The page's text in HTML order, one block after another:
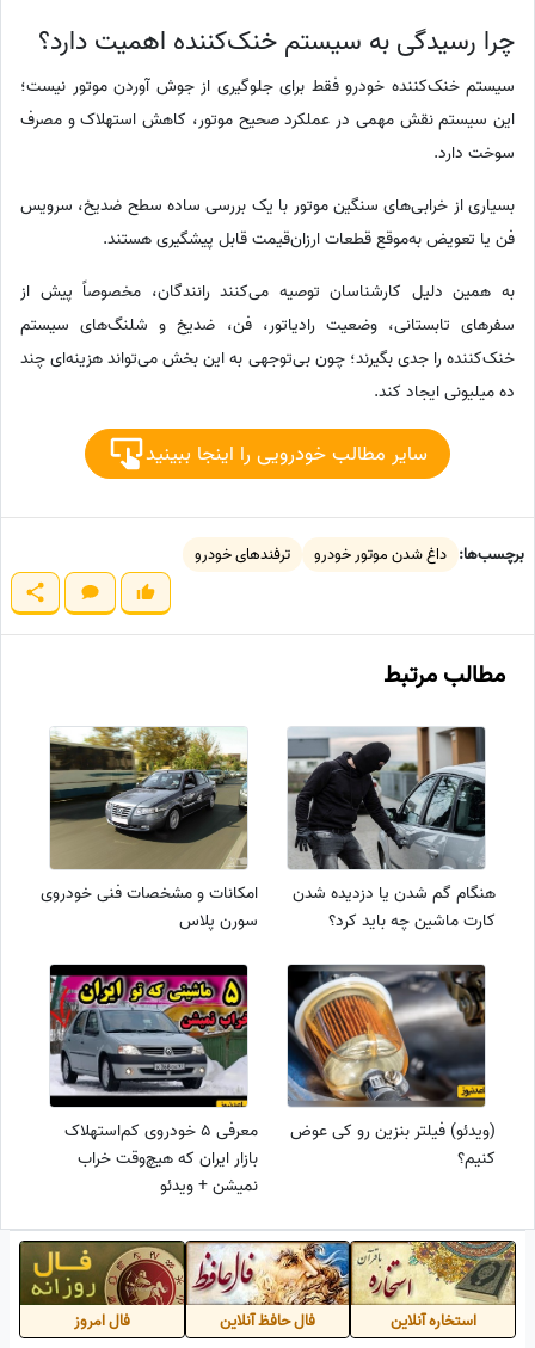
چرا رسیدگی به سیستم خنک‌کننده اهمیت دارد؟
سیستم خنک‌کننده خودرو فقط برای جلوگیری از جوش آوردن موتور نیست؛
این سیستم نقش مهمی در عملکرد صحیح موتور، کاهش استهلاک و مصرف
سوخت دارد.
بسیاری از خرابی‌های سنگین موتور با یک بررسی ساده سطح ضدیخ، سرویس
فن یا تعویض به‌موقع قطعات ارزان‌قیمت قابل پیشگیری هستند.
به همین دلیل کارشناسان توصیه می‌کنند رانندگان، مخصوصاً پیش از
سفرهای تابستانی، وضعیت رادیاتور، فن، ضدیخ و شلنگ‌های سیستم
خنک‌کننده را جدی بگیرند؛ چون بی‌توجهی به این بخش می‌تواند هزینه‌ای چند
ده میلیونی ایجاد کند.
سایر مطالب خودرویی را اینجا ببینید
برچسب‌ها: داغ شدن موتور خودرو ترفندهای خودرو
مطالب مرتبط
هنگام گم شدن یا دزدیده شدن
کارت ماشین چه باید کرد؟
امکانات و مشخصات فنی خودروی
سورن پلاس
(ویدئو) فیلتر بنزین رو کی عوض
کنیم؟
معرفی 5 خودروی کم‌استهلاک
بازار ایران که هیچ‌وقت خراب
نمیشن + ویدئو
استخاره آنلاین فال حافظ آنلاین فال امروز